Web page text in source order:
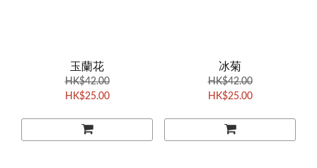
玉蘭花
HK$42.00
HK$25.00
冰菊
HK$42.00
HK$25.00